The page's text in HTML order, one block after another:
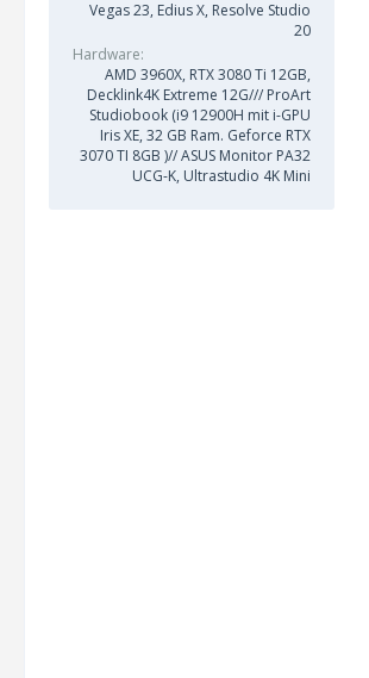
Vegas 23, Edius X, Resolve Studio
20
Hardware
AMD 3960X, RTX 3080 Ti 12GB,
Decklink4K Extreme 12G/// ProArt
Studiobook (i9 12900H mit i-GPU
Iris XE, 32 GB Ram. Geforce RTX
3070 TI 8GB )// ASUS Monitor PA32
UCG-K, Ultrastudio 4K Mini